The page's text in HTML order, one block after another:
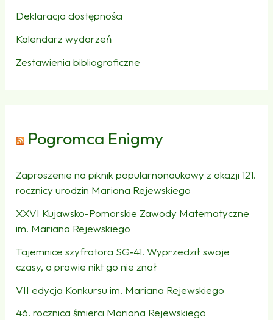
Deklaracja dostępności
Kalendarz wydarzeń
Zestawienia bibliograficzne
Pogromca Enigmy
Zaproszenie na piknik popularnonaukowy z okazji 121.
rocznicy urodzin Mariana Rejewskiego
XXVI Kujawsko-Pomorskie Zawody Matematyczne
im. Mariana Rejewskiego
Tajemnice szyfratora SG‑41. Wyprzedził swoje
czasy, a prawie nikt go nie znał
VII edycja Konkursu im. Mariana Rejewskiego
46. rocznica śmierci Mariana Rejewskiego